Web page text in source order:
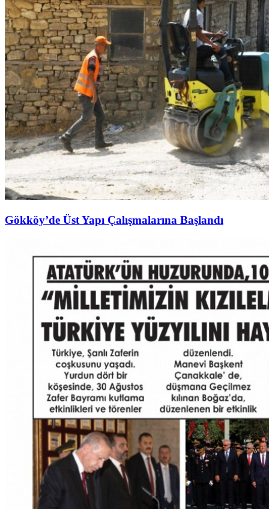
Gökköy’de Üst Yapı Çalışmalarına Başlandı